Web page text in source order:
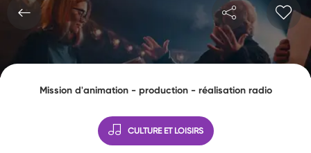
Mission d'animation - production - réalisation radio
CULTURE ET LOISIRS